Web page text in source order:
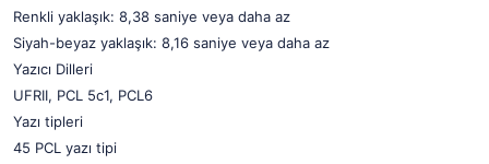
Renkli yaklaşık: 8,38 saniye veya daha az
Siyah-beyaz yaklaşık: 8,16 saniye veya daha az
Yazıcı Dilleri
UFRII, PCL 5c1, PCL6
Yazı tipleri
45 PCL yazı tipi